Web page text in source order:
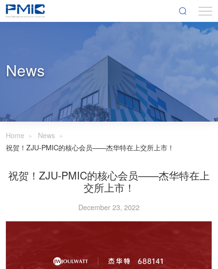
News
Home
News
祝贺！ZJU-PMIC的核心会员——杰华特在上交所上市！
祝贺！ZJU-PMIC的核心会员——杰华特在上
交所上市！
December 23, 2022